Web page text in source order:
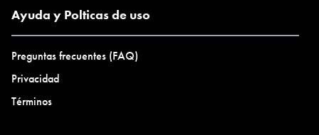
Ayuda y Polticas de uso
Preguntas frecuentes (FAQ)
Privacidad
Términos